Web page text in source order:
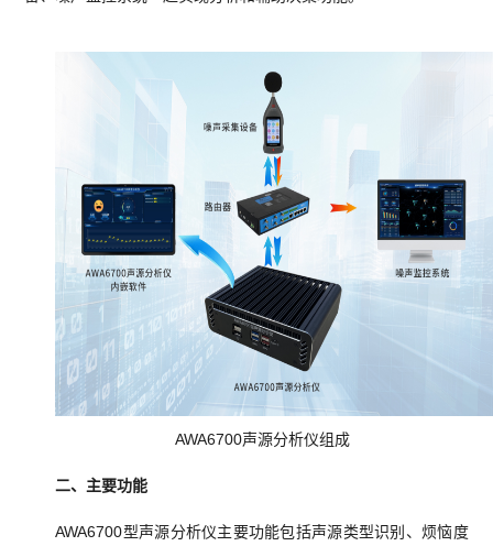
AWA6700声源分析仪组成
二、主要功能
AWA6700型声源分析仪主要功能包括声源类型识别、烦恼度